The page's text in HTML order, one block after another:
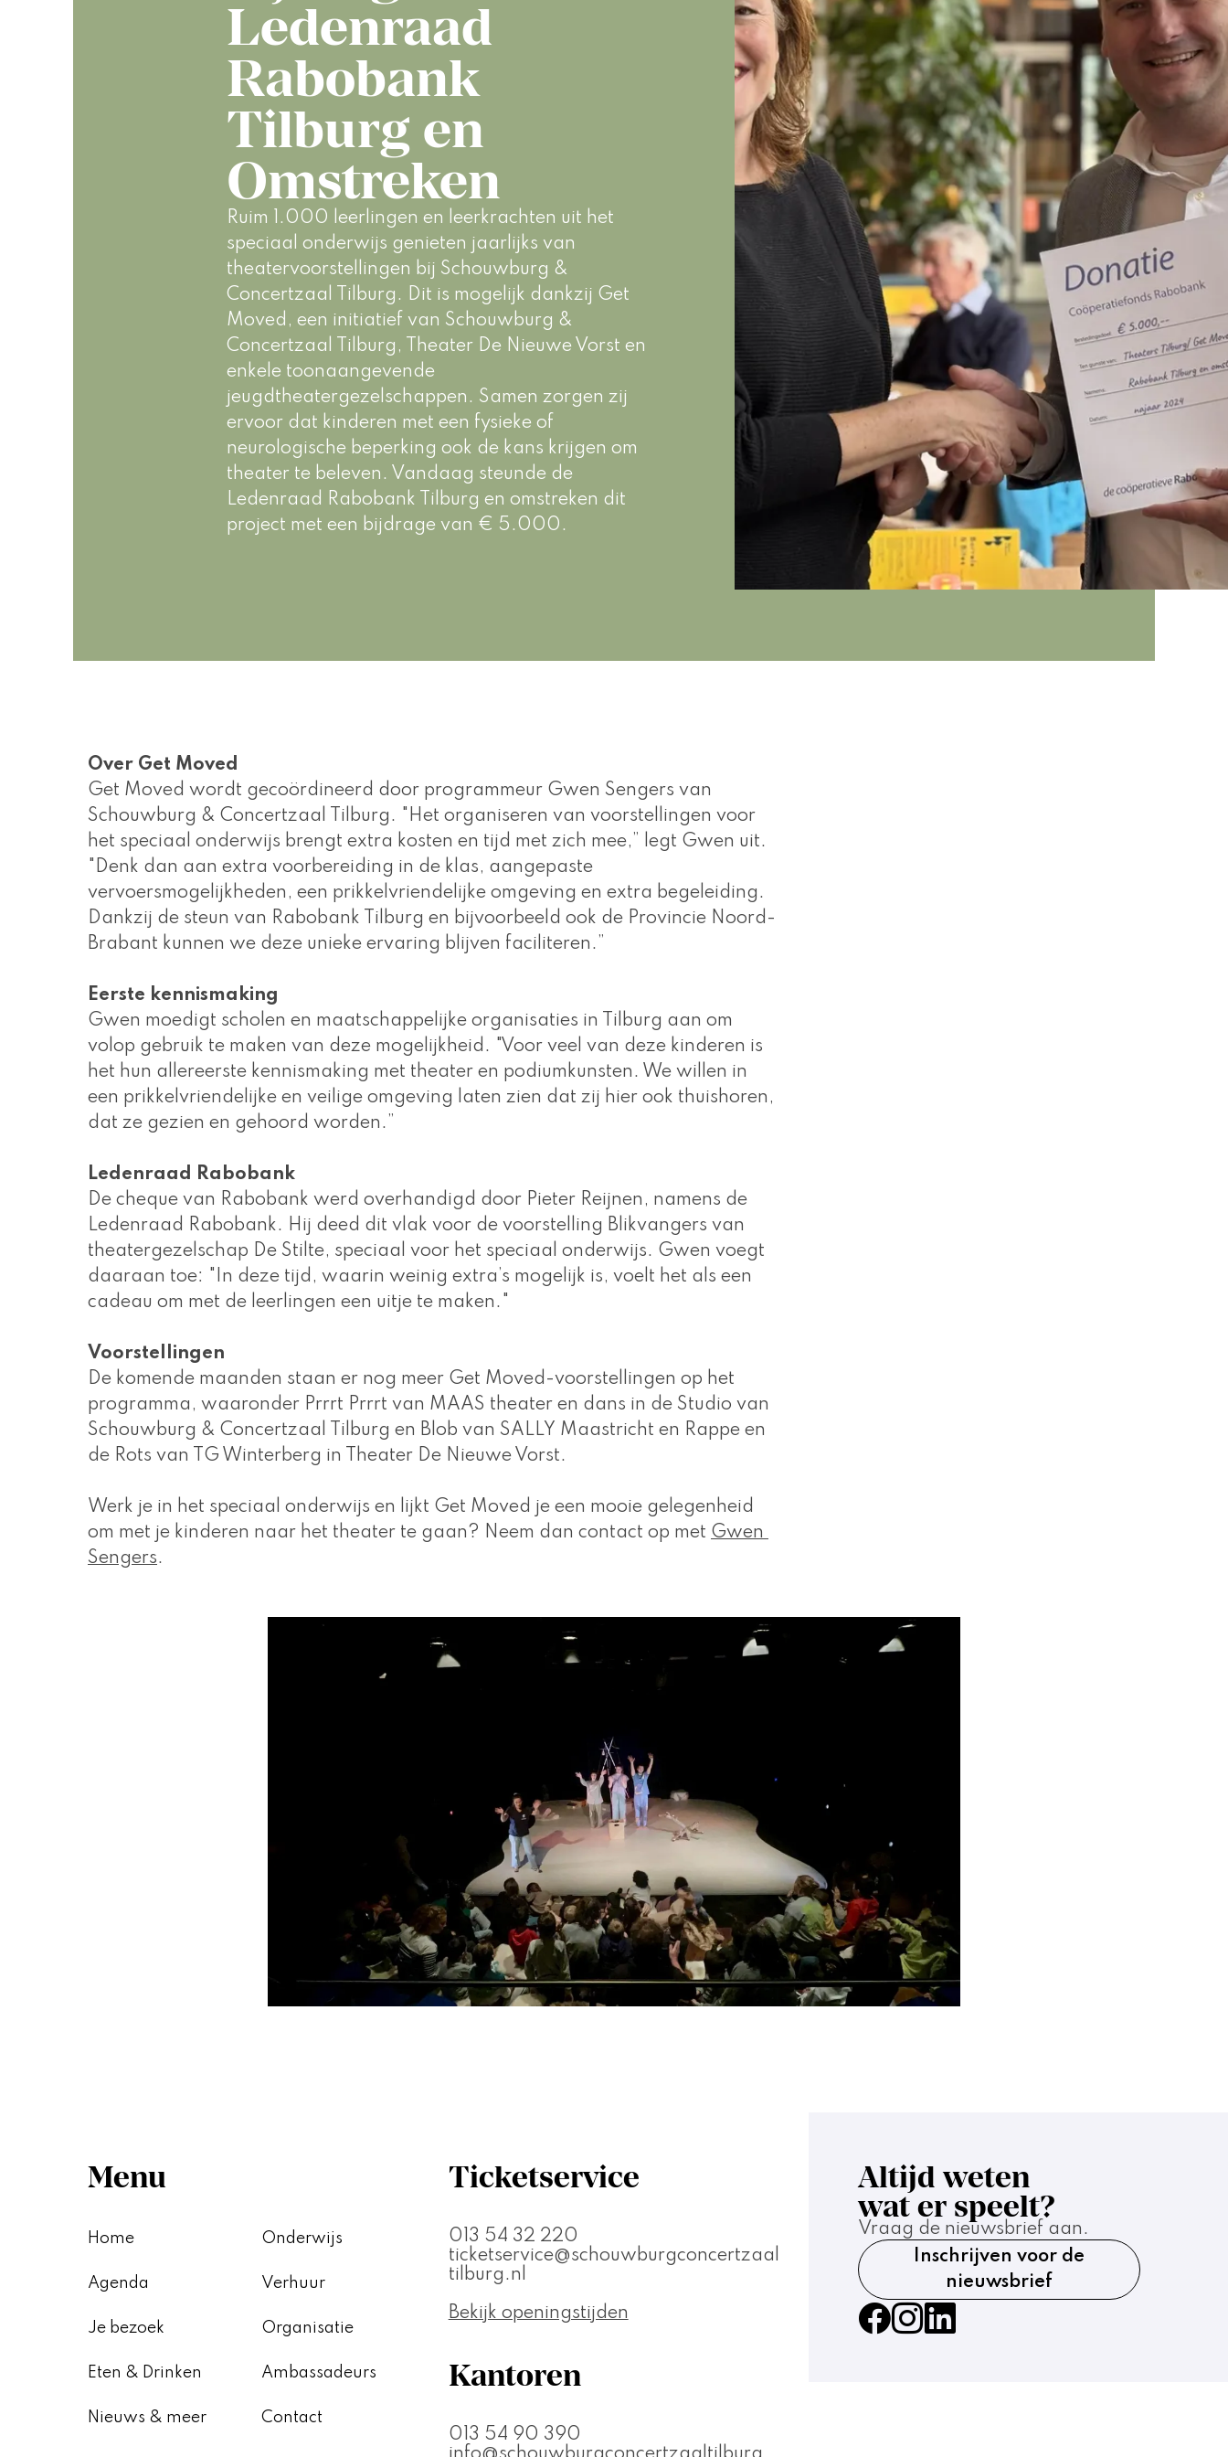
Ledenraad
Rabobank
Tilburg en
Omstreken
Ruim 1.000 leerlingen en leerkrachten uit het
speciaal onderwijs genieten jaarlijks van
theatervoorstellingen bij Schouwburg &
Concertzaal Tilburg. Dit is mogelijk dankzij Get
Moved, een initiatief van Schouwburg &
Concertzaal Tilburg, Theater De Nieuwe Vorst en
enkele toonaangevende
jeugdtheatergezelschappen. Samen zorgen zij
ervoor dat kinderen met een fysieke of
neurologische beperking ook de kans krijgen om
theater te beleven. Vandaag steunde de
Ledenraad Rabobank Tilburg en omstreken dit
project met een bijdrage van € 5.000.
Over Get Moved
Get Moved wordt gecoördineerd door programmeur Gwen Sengers van
Schouwburg & Concertzaal Tilburg. "Het organiseren van voorstellingen voor
het speciaal onderwijs brengt extra kosten en tijd met zich mee,” legt Gwen uit.
"Denk dan aan extra voorbereiding in de klas, aangepaste
vervoersmogelijkheden, een prikkelvriendelijke omgeving en extra begeleiding.
Dankzij de steun van Rabobank Tilburg en bijvoorbeeld ook de Provincie Noord-
Brabant kunnen we deze unieke ervaring blijven faciliteren.”
Eerste kennismaking
Gwen moedigt scholen en maatschappelijke organisaties in Tilburg aan om
volop gebruik te maken van deze mogelijkheid. "Voor veel van deze kinderen is
het hun allereerste kennismaking met theater en podiumkunsten. We willen in
een prikkelvriendelijke en veilige omgeving laten zien dat zij hier ook thuishoren,
dat ze gezien en gehoord worden.”
Ledenraad Rabobank
De cheque van Rabobank werd overhandigd door Pieter Reijnen, namens de
Ledenraad Rabobank. Hij deed dit vlak voor de voorstelling Blikvangers van
theatergezelschap De Stilte, speciaal voor het speciaal onderwijs. Gwen voegt
daaraan toe: "In deze tijd, waarin weinig extra’s mogelijk is, voelt het als een
cadeau om met de leerlingen een uitje te maken."
Voorstellingen
De komende maanden staan er nog meer Get Moved-voorstellingen op het
programma, waaronder Prrrt Prrrt van MAAS theater en dans in de Studio van
Schouwburg & Concertzaal Tilburg en Blob van SALLY Maastricht en Rappe en
de Rots van TG Winterberg in Theater De Nieuwe Vorst.
Werk je in het speciaal onderwijs en lijkt Get Moved je een mooie gelegenheid
om met je kinderen naar het theater te gaan? Neem dan contact op met Gwen
Sengers.
Menu
Home
Agenda
Je bezoek
Eten & Drinken
Nieuws & meer
Onderwijs
Verhuur
Organisatie
Ambassadeurs
Contact
Ticketservice
013 54 32 220
ticketservice@schouwburgconcertzaal
tilburg.nl
Bekijk openingstijden
Kantoren
013 54 90 390
Altijd weten
wat er speelt?
Vraag de nieuwsbrief aan.
Inschrijven voor de
nieuwsbrief